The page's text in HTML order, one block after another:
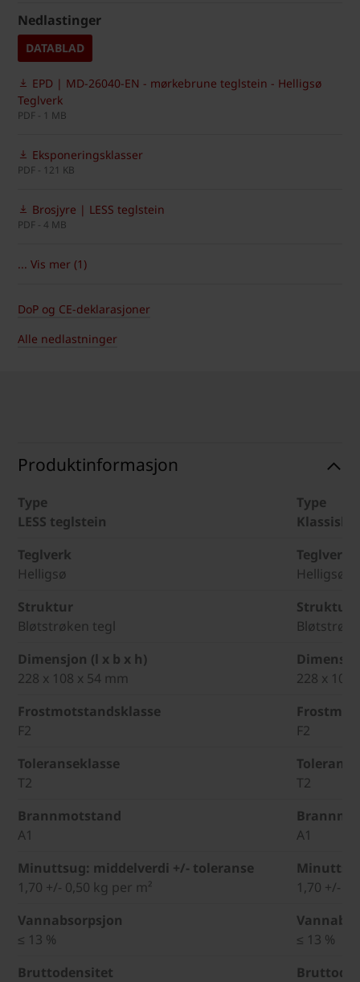
Nedlastinger
DATABLAD
EPD | MD-26040-EN - mørkebrune teglstein - Helligsø
Teglverk
PDF - 1 MB
Eksponeringsklasser
PDF - 121 KB
Brosjyre | LESS teglstein
PDF - 4 MB
... Vis mer (1)
DoP og CE-deklarasjoner
Alle nedlastninger
Produktinformasjon
Type
LESS teglstein
Type
Klassisk
Teglverk
Helligsø
Teglverk
Helligsø
Struktur
Bløtstrøken tegl
Struktur
Dimensjon (l x b x h)
228 x 108 x 54 mm
228 x 108
Frostmotstandsklasse
F2
F2
Toleranseklasse
T2
T2
Brannmotstand
A1
A1
Minuttsug: middelverdi +/- toleranse
1,70 +/- 0,50 kg per m²
1,70 +/-
Vannabsorpsjon
≤ 13 %
≤ 13 %
Bruttodensitet